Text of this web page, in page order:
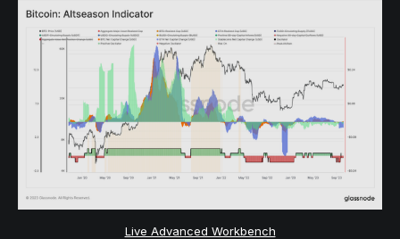
Live Advanced Workbench